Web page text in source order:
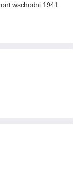
wschodni 1941